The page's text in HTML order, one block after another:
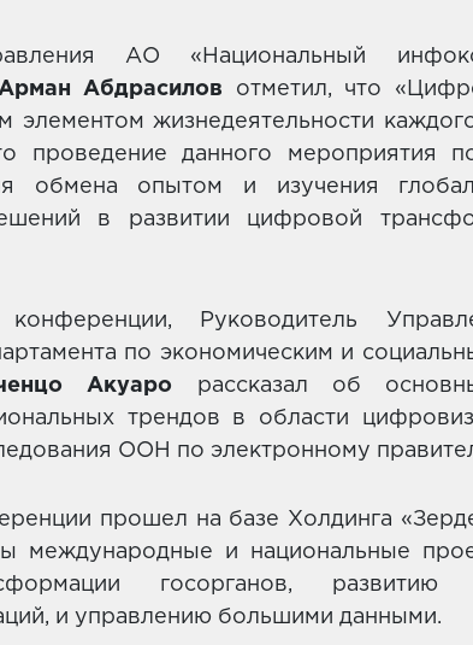
АО «Национальный
Абдрасилов отметил, что
элементом жизнедеятельности
проведение данного мероприятия
обмена опытом и изучения
в развитии цифровой
конференции, Руководитель
по экономическим и
Акуаро рассказал об
трендов в области
ООН по электронному
прошел на базе Холдинга
международные и национальные
госорганов, развитию
и управлению большими данными.